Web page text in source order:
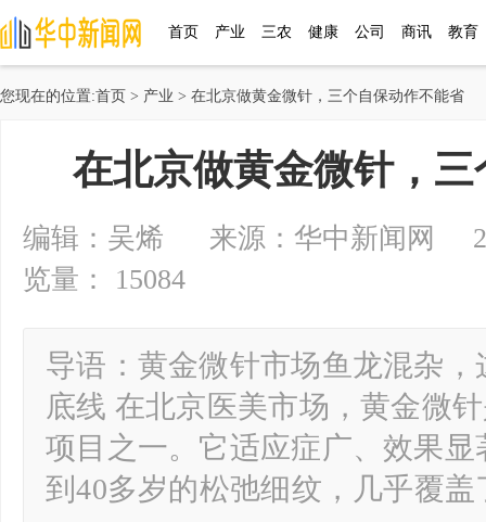
首页 产业 三农 健康 公司 商讯 教育
您现在的位置:首页 > 产业 > 在北京做黄金微针，三个自保动作不能省
在北京做黄金微针，
编辑：吴烯 来源：华中新闻网
览量： 15084
导语：黄金微针市场鱼龙混杂
底线 在北京医美市场，黄金微
项目之一。它适应症广、效果
到40多岁的松弛细纹，几乎覆